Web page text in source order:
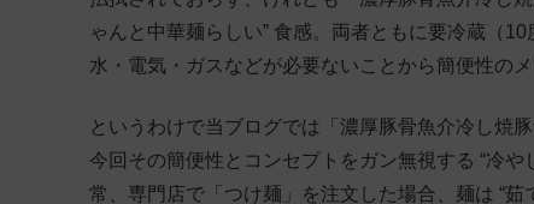
ゃんと中華麺らしい” 食感。両者ともに要冷蔵（
水・電気・ガスなどが必要ないことから簡便性のメ
というわけで当ブログでは「濃厚豚骨魚介冷し焼
今回その簡便性とコンセプトをガン無視する “冷
常、専門店で「つけ麺」を注文した場合、麺は “